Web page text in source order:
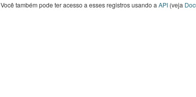
Você também pode ter acesso a esses registros usando a API(veja